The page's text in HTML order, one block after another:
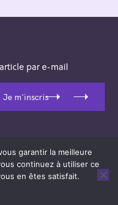
par e-mail
Je m'inscris
les-Murs.
.
garantir la meilleure
continuez à utiliser ce
en êtes satisfait.